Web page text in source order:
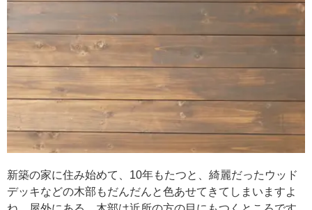
新築の家に住み始めて、10年もたつと、綺麗だったウッド
デッキなどの木部もだんだんと色あせてきてしまいますよ